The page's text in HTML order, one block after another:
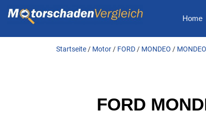
Home
Startseite / Motor / FORD / MONDEO /
FORD